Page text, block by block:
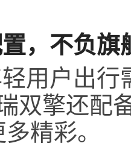
，不负旗
用户出行
双擎还配
精彩。